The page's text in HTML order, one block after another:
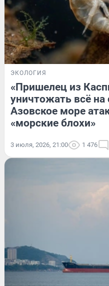
ЭКОЛОГИЯ
«Пришелец из
уничтожать всё на
Азовское море
«морские блохи»
3 июля, 2026, 21:00 1 476